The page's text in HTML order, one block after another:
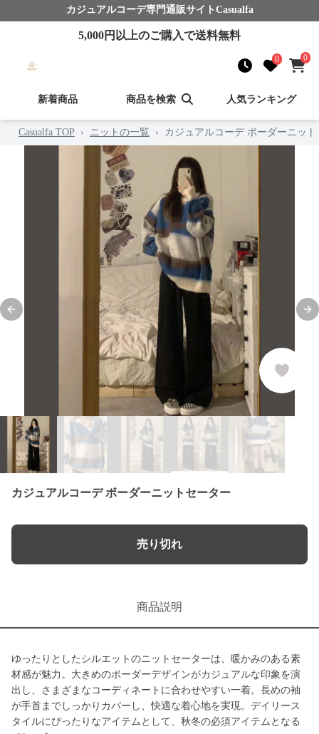
カジュアルコーデ専門通販サイト Casualfa
5,000円以上のご購入で送料無料
0 0
新着商品 商品を検索 人気ランキング
Casualfa TOP › ニットの一覧 › カジュアルコーデ ボーダーニッ
Previous slide
カジュアルコーデ ボーダーニットセーター
売り切れ
商品説明
ゆったりとしたシルエットのニットセーターは、暖かみのある素
材感が魅力。大きめのボーダーデザインがカジュアルな印象を演
出し、さまざまなコーディネートに合わせやすい一着。長めの袖
が手首までしっかりカバーし、快適な着心地を実現。デイリース
タイルにぴったりなアイテムとして、秋冬の必須アイテムとなる